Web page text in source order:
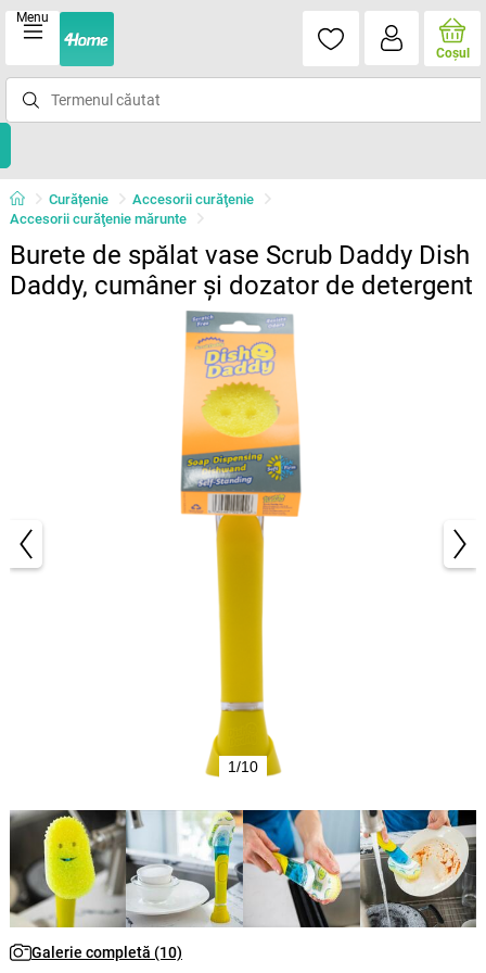
Menu
Coşul
Curățenie
Accesorii curăţenie
Accesorii curăţenie mărunte
Burete de spălat vase Scrub Daddy Dish
Daddy, cumâner și dozator de detergent
1/10
Galerie completă (10)